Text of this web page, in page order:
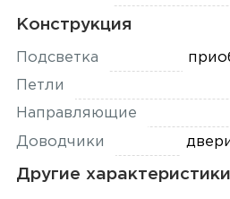
Конструкция
Подсветка
Петли
Направляющие
Доводчики
Другие характеристики